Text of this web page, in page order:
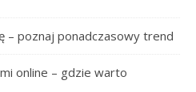
– poznaj ponadczasowy trend
online – gdzie warto